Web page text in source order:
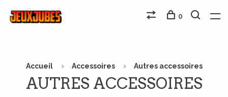
0
Accueil Accessoires Autres accessoires
AUTRES ACCESSOIRES